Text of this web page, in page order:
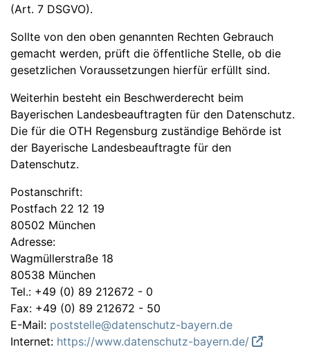
(Art. 7 DSGVO).
Sollte von den oben genannten Rechten Gebrauch
gemacht werden, prüft die öffentliche Stelle, ob die
gesetzlichen Voraussetzungen hierfür erfüllt sind.
Weiterhin besteht ein Beschwerderecht beim
Bayerischen Landesbeauftragten für den Datenschutz.
Die für die OTH Regensburg zuständige Behörde ist
der Bayerische Landesbeauftragte für den
Datenschutz.
Postanschrift:
Postfach 22 12 19
80502 München
Adresse:
Wagmüllerstraße 18
80538 München
Tel.: +49 (0) 89 212672 - 0
Fax: +49 (0) 89 212672 - 50
E-Mail: poststelle@datenschutz-bayern.de
Internet: https://www.datenschutz-bayern.de/